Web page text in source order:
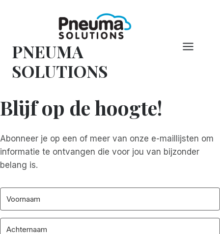
PNEUMA
SOLUTIONS
Blijf op de hoogte!
Abonneer je op een of meer van onze e-maillijsten om
informatie te ontvangen die voor jou van bijzonder
belang is.